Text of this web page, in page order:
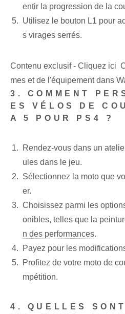
entir la progression de la
Utilisez le bouton L1 pour
s virages serrés.
Contenu exclusif - Cliquez ici
mes et de l'équipement dans
3. COMMENT
ES VÉLOS DE
A 5 POUR PS4 ?
Rendez-vous dans un
ules ⁢dans⁣ le jeu.
Sélectionnez la moto que
er.
Choisissez parmi les
onibles, telles que la
n des performances.
Payez pour les
Profitez de votre ⁢moto de
mpétition.
4. QUELLES